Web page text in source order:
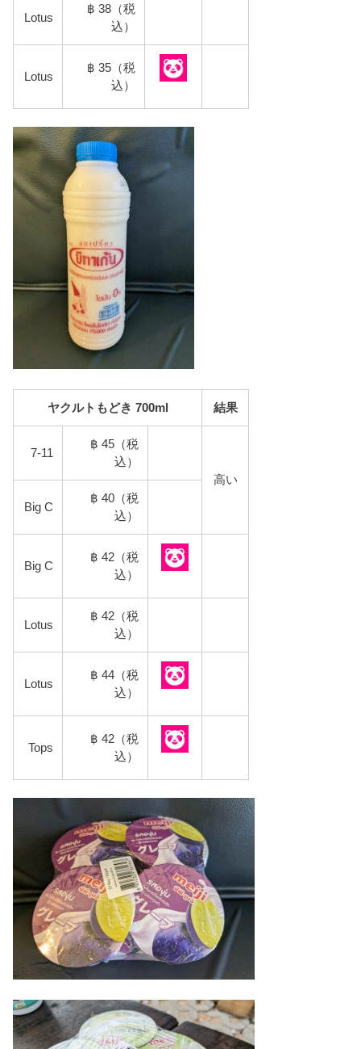
Lotus
฿ 38（税
込）
Lotus
฿ 35（税
込）
ヤクルトもどき 700ml 結果
7-11
฿ 45（税
込）
高い
Big C
฿ 40（税
込）
Big C
฿ 42（税
込）
Lotus
฿ 42（税
込）
Lotus
฿ 44（税
込）
Tops
฿ 42（税
込）